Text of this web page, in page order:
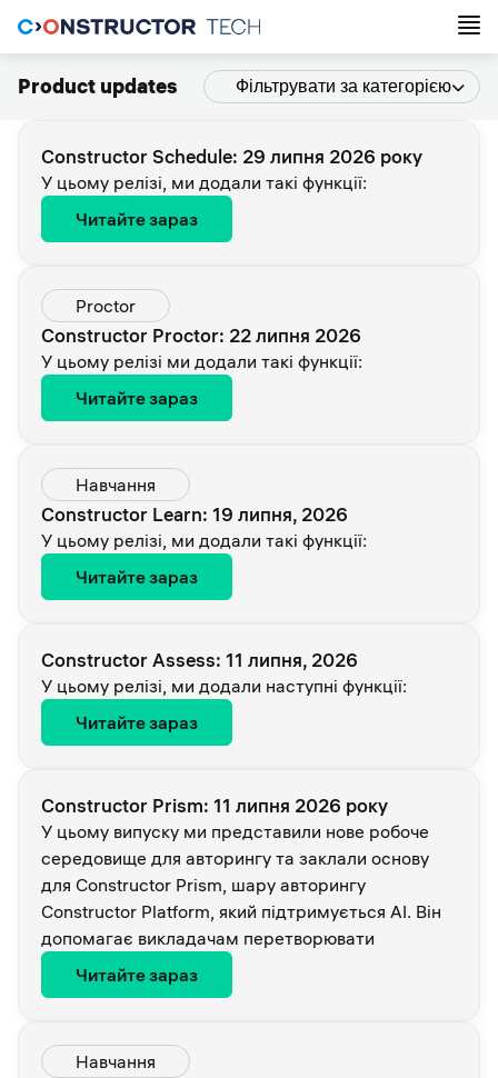
Product updates Фільтрувати за категорією
Constructor Schedule: 29 липня 2026 року
У цьому релізі, ми додали такі функції:
Читайте зараз
Proctor
Constructor Proctor: 22 липня 2026
У цьому релізі ми додали такі функції:
Читайте зараз
Навчання
Constructor Learn: 19 липня, 2026
У цьому релізі, ми додали такі функції:
Читайте зараз
Constructor Assess: 11 липня, 2026
У цьому релізі, ми додали наступні функції:
Читайте зараз
Constructor Prism: 11 липня 2026 року
У цьому випуску ми представили нове робоче
середовище для авторингу та заклали основу
для Constructor Prism, шару авторингу
Constructor Platform, який підтримується AI. Він
допомагає викладачам перетворювати
Читайте зараз
Навчання